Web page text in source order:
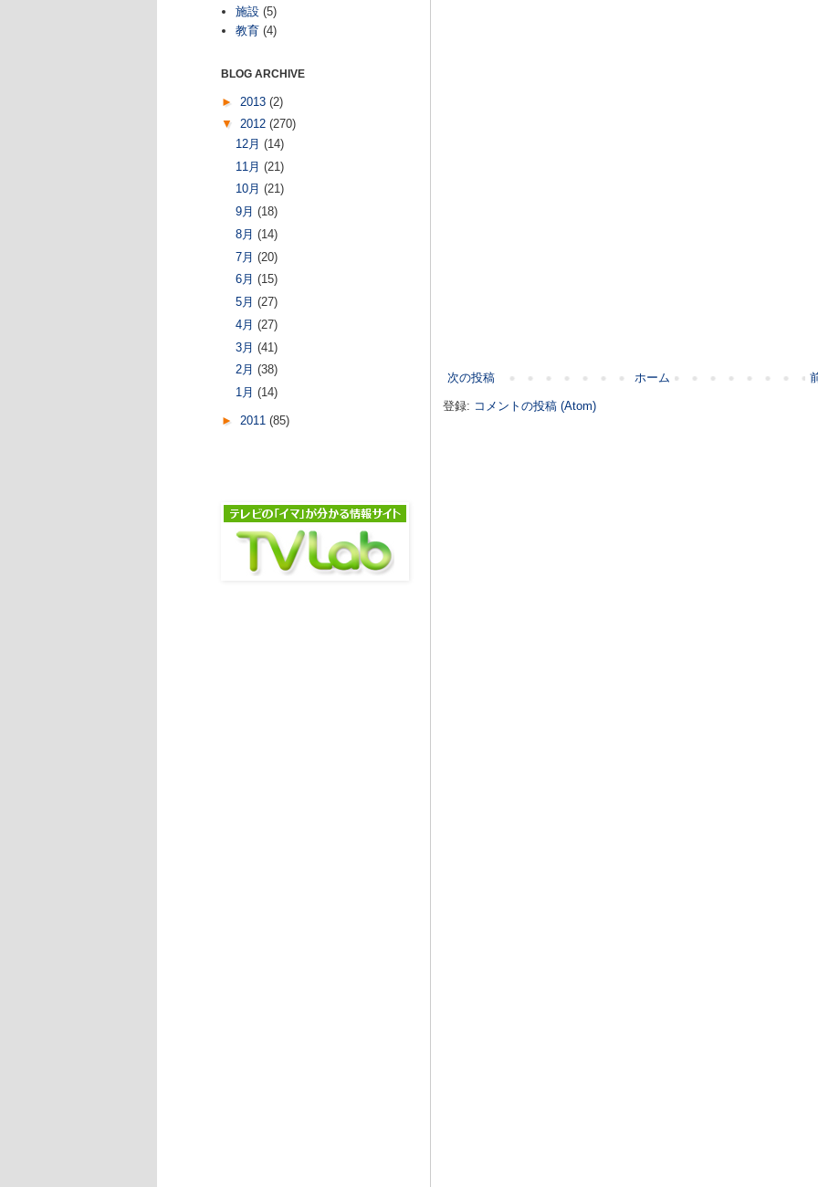
次の投稿 ホーム
登録: コメントの投稿 (Atom)
施設 (5)
教育 (4)
BLOG ARCHIVE
► 2013 (2)
▼ 2012 (270)
12月 (14)
11月 (21)
10月 (21)
9月 (18)
8月 (14)
7月 (20)
6月 (15)
5月 (27)
4月 (27)
3月 (41)
2月 (38)
1月 (14)
► 2011 (85)